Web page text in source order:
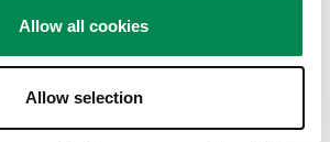
Allow all cookies
Allow selection
l'angle de vue en fonction de
de télévision
pour les